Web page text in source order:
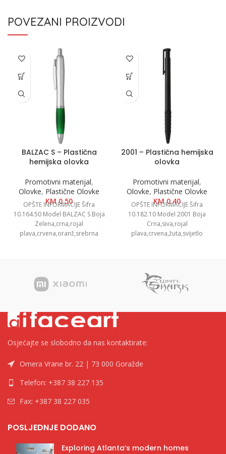
POVEZANI PROIZVODI
BALZAC S – Plastična
hemijska olovka
Promotivni materijal,
Olovke, Plastične Olovke
KM0.50
OPŠTE INFORMACIJE Šifra
10.164.50 Model BALZAC S Boja
Zelena,crna,rojal
plava,crvena,oranž,srebrna
2001 – Plastična hemijska
olovka
Promotivni materijal,
Olovke, Plastične Olovke
KM0.40
OPŠTE INFORMACIJE Šifra
10.182.10 Model 2001 Boja
Crna,siva,rojal
plava,crvena,žuta,svijetlo
Osjećajte se slobodno da nas kontaktirate:
Omera Vrane br. 22 | 73 000 Goražde
Telefon: +387 38 227 135
Fax: +387 38 227 035
POSLJEDNJE DODANO
Exploring Atlanta’s modern homes